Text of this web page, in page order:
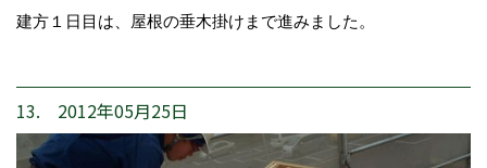
建方１日目は、屋根の垂木掛けまで進みました。
13. 2012年05月25日